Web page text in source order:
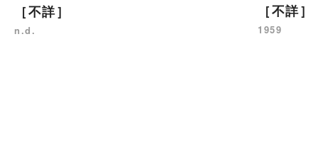
［不詳］
n.d.
［不詳］
1959